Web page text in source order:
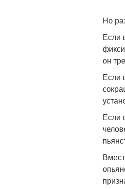
Но
Если
он
Если
Если